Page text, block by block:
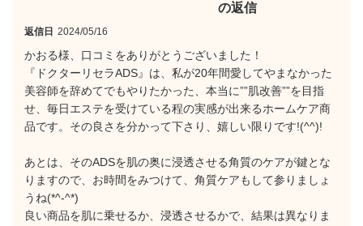
の返信
返信日 2024/05/16
かおる様、口コミをありがとうございました！
『ドクターリセラADS』は、私が20年間愛してやまなかった
美容師を辞めてでもやりたかった、本当に””肌改善””を目指
せ、毎日エステを受けている程の実感が出来るホームケア商
品です。その良さを分かって下さり、嬉しい限りです!(^^)!
あとは、そのADSを肌の奥に浸透させる角質のケアが鍵とな
りますので、お時間をみつけて、角質ケアもして参りましょ
うね(*^-^*)
良い商品を肌に乗せるか、浸透させるかで、結果は異なりま